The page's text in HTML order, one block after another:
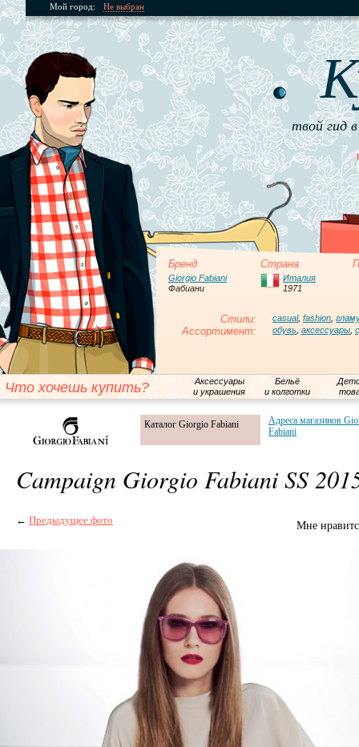
Мой город: Не выбран
твой гид
Бренд Страна
Giorgio Fabiani
Фабиани
Италия
1971
Стили: casual, fashion
Ассортимент: обувь аксессуары
Что хочешь купить?
Аксессуары
и украшения
Бельё
и колготки
Каталог Giorgio Fabiani
Адреса магазинов
Fabiani
Campaign Giorgio Fabiani SS
← Предыдущее фото Мне